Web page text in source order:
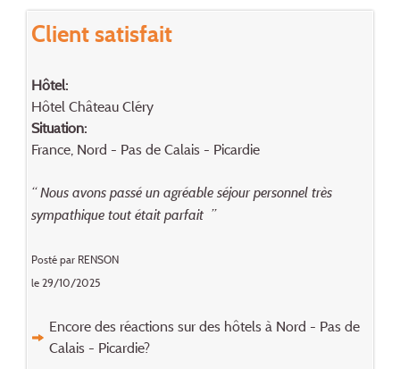
Client satisfait
Hôtel:
Hôtel Château Cléry
Situation:
France, Nord - Pas de Calais - Picardie
“ Nous avons passé un agréable séjour personnel très
sympathique tout était parfait ”
Posté par RENSON
le 29/10/2025
Encore des réactions sur des hôtels à Nord - Pas de
Calais - Picardie?